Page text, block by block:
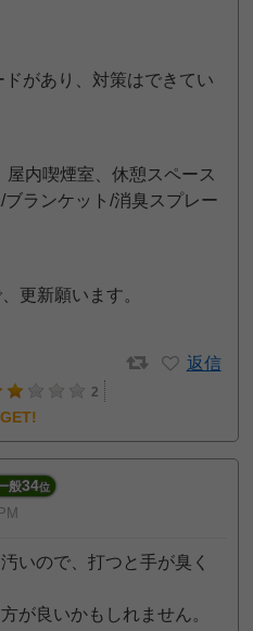
ドがあり、対策はできてい
屋内喫煙室、休憩スペース
ランケット/消臭スプレー
更新願います。
返信
2
般34位
いので、打つと手が臭く
が良いかもしれません。